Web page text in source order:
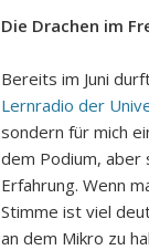
Die Drachen im
Bereits im Juni
Lernradio der
sondern für mich
dem Podium, aber
Erfahrung. Wenn
Stimme ist viel
an dem Mikro zu